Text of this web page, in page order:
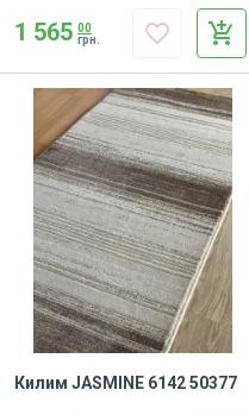
1 565 00
грн.
add_shopping_cart
favorite_border
Килим JASMINE 6142 50377